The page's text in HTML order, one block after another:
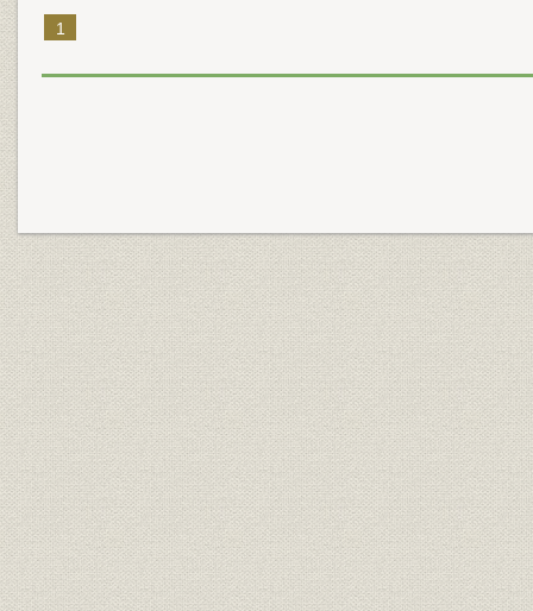
1